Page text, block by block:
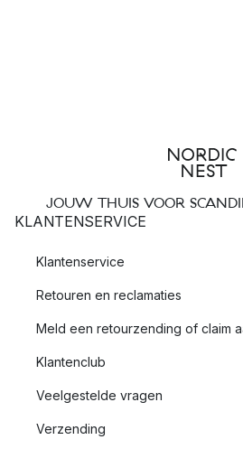
JOUW THUIS VOOR
KLANTENSERVICE
Klantenservice
Retouren en reclamaties
Meld een retourzending of claim
Klantenclub
Veelgestelde vragen
Verzending